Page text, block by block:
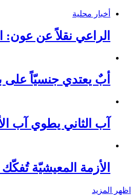
أخبار محلية
الراعي نقلاً عن عون:
أبٌ يعتدي جنسيّاً على
آب الثاني يطوي آب
الأزمة المعيشيّة تُفكّك
اظهر المزيد